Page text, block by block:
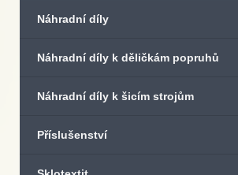
Náhradní díly
Náhradní díly k děličkám popruhů
Náhradní díly k šicím strojům
Příslušenství